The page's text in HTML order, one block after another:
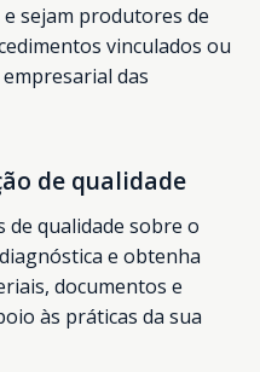
sejam produtores de
vinculados ou
das
de qualidade
de qualidade sobre o
e obtenha
documentos e
às práticas da sua